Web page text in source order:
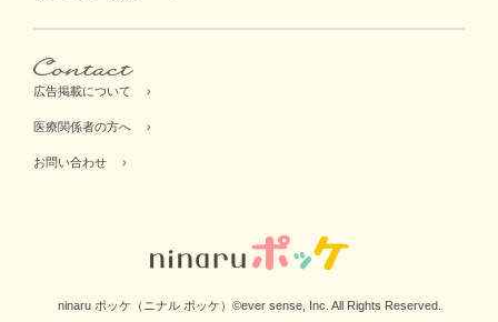
広告掲載について
医療関係者の方へ
お問い合わせ
ninaru ポッケ（ニナル ポッケ）©ever sense, Inc. All Rights Reserved.